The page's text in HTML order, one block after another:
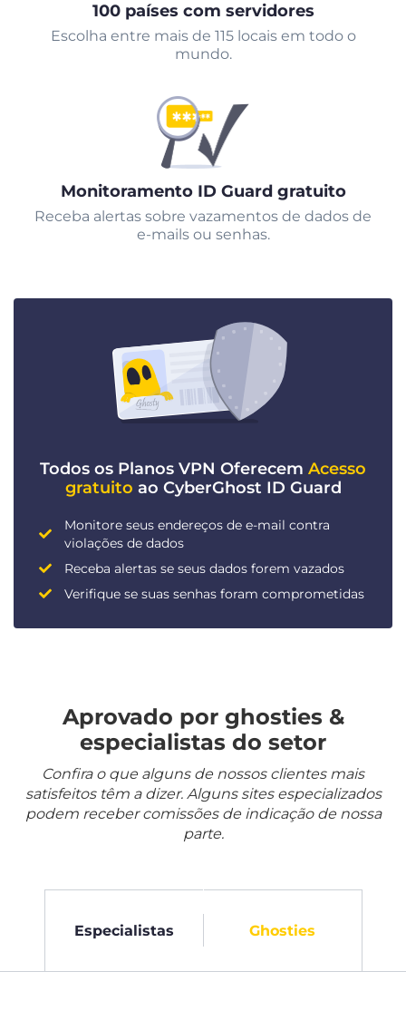
100 países com servidores
Escolha entre mais de 115 locais em todo o
mundo.
Monitoramento ID Guard gratuito
Receba alertas sobre vazamentos de dados de
e-mails ou senhas.
Todos os Planos VPN Oferecem Acesso
gratuito ao CyberGhost ID Guard
Monitore seus endereços de e-mail contra
violações de dados
Receba alertas se seus dados forem vazados
Verifique se suas senhas foram comprometidas
Aprovado por ghosties &
especialistas do setor
Confira o que alguns de nossos clientes mais
satisfeitos têm a dizer. Alguns sites especializados
podem receber comissões de indicação de nossa
parte.
Especialistas Ghosties